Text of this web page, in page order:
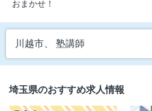
おまかせ！
川越市、 塾講師
埼玉県のおすすめ求人情報